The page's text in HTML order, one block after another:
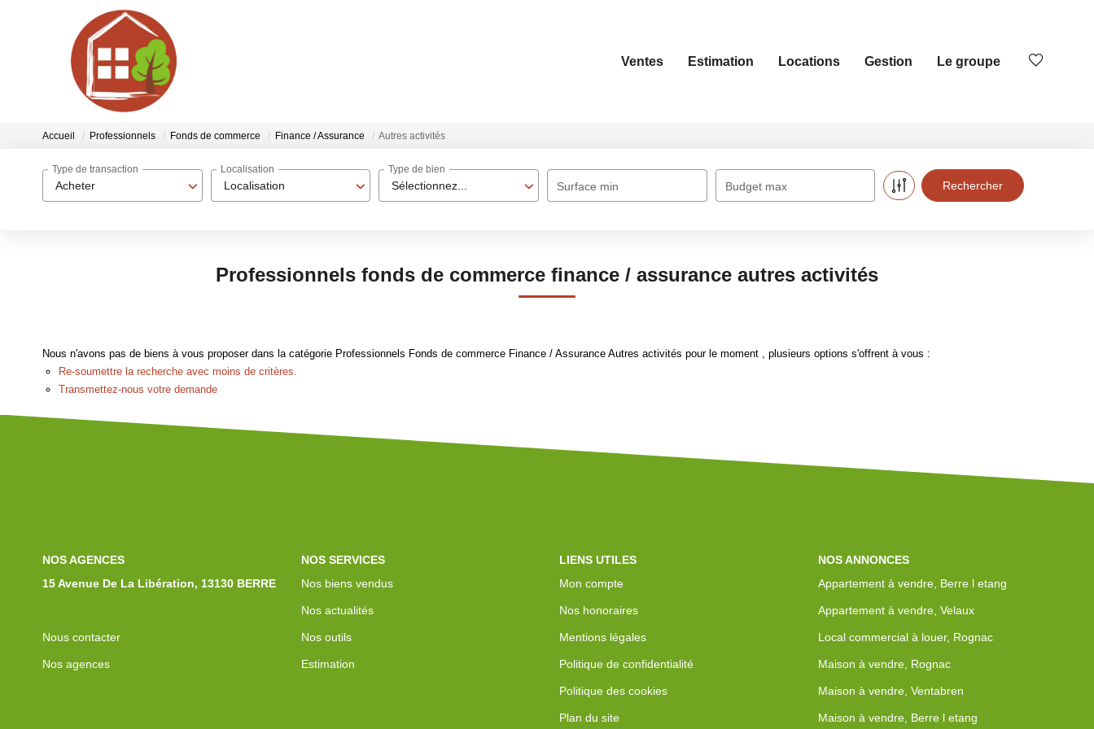
Ventes Estimation Locations Gestion Le groupe
Accueil Professionnels Fonds de commerce Finance / Assurance Autres activités
Acheter
Type de transaction
Localisation
Localisation
Sélectionnez...
Type de bien
Surface min Budget max
Professionnels fonds de commerce finance / assurance autres activités
Nous n'avons pas de biens à vous proposer dans la catégorie Professionnels Fonds de commerce Finance / Assurance Autres activités pour le moment , plusieurs options s'offrent à vous :
Re-soumettre la recherche avec moins de critères.
Transmettez-nous votre demande
NOS AGENCES
15 Avenue De La Libération, 13130 BERRE
Nous contacter
Nos agences
NOS SERVICES
Nos biens vendus
Nos actualités
Nos outils
Estimation
LIENS UTILES
Mon compte
Nos honoraires
Mentions légales
Politique de confidentialité
Politique des cookies
Plan du site
NOS ANNONCES
Appartement à vendre, Berre l etang
Appartement à vendre, Velaux
Local commercial à louer, Rognac
Maison à vendre, Rognac
Maison à vendre, Ventabren
Maison à vendre, Berre l etang